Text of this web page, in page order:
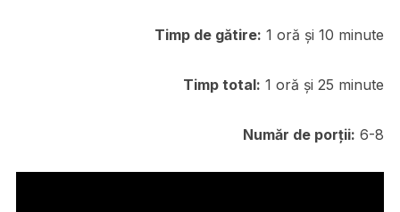
Timp de gătire: 1 oră și 10 minute
Timp total: 1 oră și 25 minute
Număr de porții: 6-8